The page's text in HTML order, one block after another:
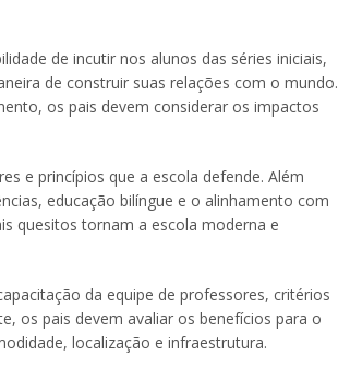
de incutir nos alunos das séries iniciais,
de construir suas relações com o mundo.
os pais devem considerar os impactos
e princípios que a escola defende. Além
educação bilíngue e o alinhamento com
quesitos tornam a escola moderna e
da equipe de professores, critérios
os pais devem avaliar os benefícios para o
localização e infraestrutura.